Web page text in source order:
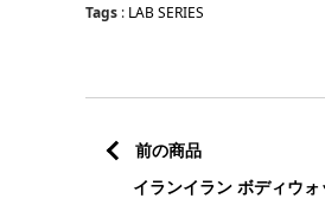
Tags : LAB SERIES
前の商品
イランイラン ボディウォ